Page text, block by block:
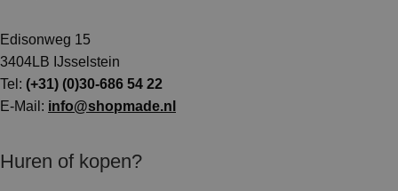
Edisonweg 15
3404LB IJsselstein
Tel: (+31) (0)30-686 54 22
E-Mail: info@shopmade.nl
Huren of kopen?